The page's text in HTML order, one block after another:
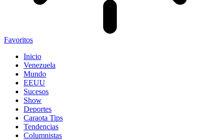
Favoritos
Inicio
Venezuela
Mundo
EEUU
Sucesos
Show
Deportes
Caraota Tips
Tendencias
Columnistas